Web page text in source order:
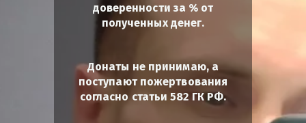
доверенности за % от
полученных денег.
Донаты не принимаю, а
поступают пожертвования
согласно статьи 582 ГК РФ.